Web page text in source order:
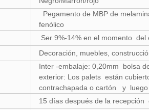
Pegamento de MBP de
fenólico
Ser 9%-14% en el momento del
Decoración, muebles,
Inter -embalaje: 0,20mm bolsa
exterior: Los palets están
contrachapada o cartón y luego
15 días después de la recepción